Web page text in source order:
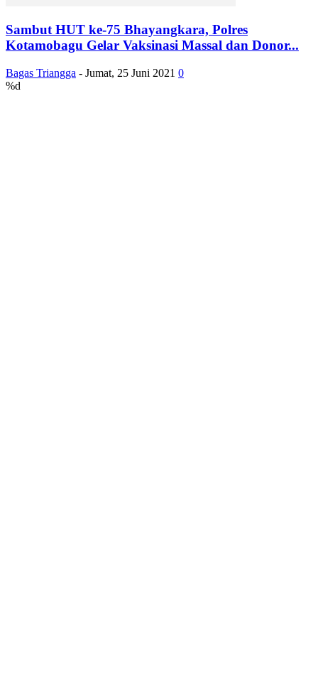
Sambut HUT ke-75 Bhayangkara, Polres
Kotamobagu Gelar Vaksinasi Massal dan Donor...
Bagas Triangga - Jumat, 25 Juni 2021 0
%d